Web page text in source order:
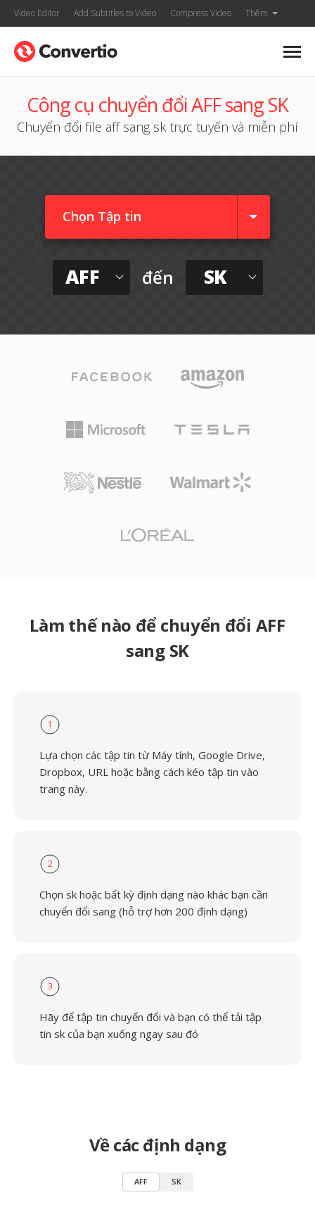
Video Editor Add Subtitles to Video Compress Video Thêm
Công cụ chuyển đổi AFF sang SK
Chuyển đổi file aff sang sk trực tuyến và miễn phí
Chọn Tập tin
AFF đến SK
Làm thế nào để chuyển đổi AFF
sang SK
1
Lựa chọn các tập tin từ Máy tính, Google Drive,
Dropbox, URL hoặc bằng cách kéo tập tin vào
trang này.
2
Chọn sk hoặc bất kỳ định dạng nào khác bạn cần
chuyển đổi sang (hỗ trợ hơn 200 định dạng)
3
Hãy để tập tin chuyển đổi và bạn có thể tải tập
tin sk của bạn xuống ngay sau đó
Về các định dạng
AFF SK